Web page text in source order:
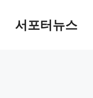
서포터뉴스